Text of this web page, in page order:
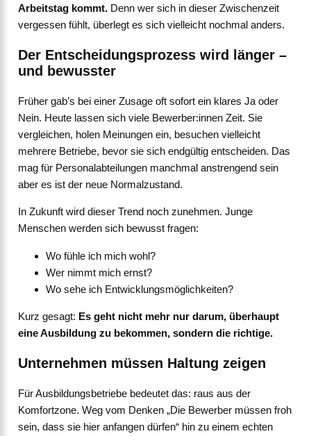
Arbeitstag kommt.Denn wer sich in dieser Zwischenzeit
vergessen fühlt, überlegt es sich vielleicht nochmal anders.
Der Entscheidungsprozess wird länger –
und bewusster
Früher gab’s bei einer Zusage oft sofort ein klares Ja oder
Nein. Heute lassen sich viele Bewerber:innen Zeit. Sie
vergleichen, holen Meinungen ein, besuchen vielleicht
mehrere Betriebe, bevor sie sich endgültig entscheiden. Das
mag für Personalabteilungen manchmal anstrengend sein
aber es ist der neue Normalzustand.
In Zukunft wird dieser Trend noch zunehmen. Junge
Menschen werden sich bewusst fragen:
Wo fühle ich mich wohl?
Wer nimmt mich ernst?
Wo sehe ich Entwicklungsmöglichkeiten?
Kurz gesagt: Es geht nicht mehr nur darum, überhaupt
eine Ausbildung zu bekommen, sondern die richtige.
Unternehmen müssen Haltung zeigen
Für Ausbildungsbetriebe bedeutet das: raus aus der
Komfortzone. Weg vom Denken „Die Bewerber müssen froh
sein, dass sie hier anfangen dürfen“ hin zu einem echten